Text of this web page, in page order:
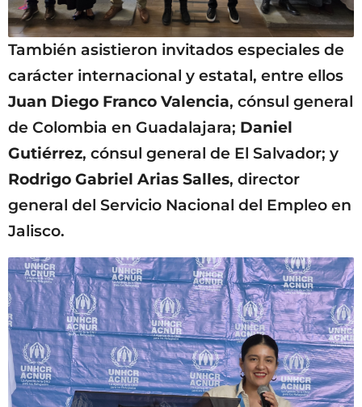
También asistieron invitados especiales de
carácter internacional y estatal, entre ellos
Juan Diego Franco Valencia, cónsul general
de Colombia en Guadalajara; Daniel
Gutiérrez, cónsul general de El Salvador; y
Rodrigo Gabriel Arias Salles, director
general del Servicio Nacional del Empleo en
Jalisco.